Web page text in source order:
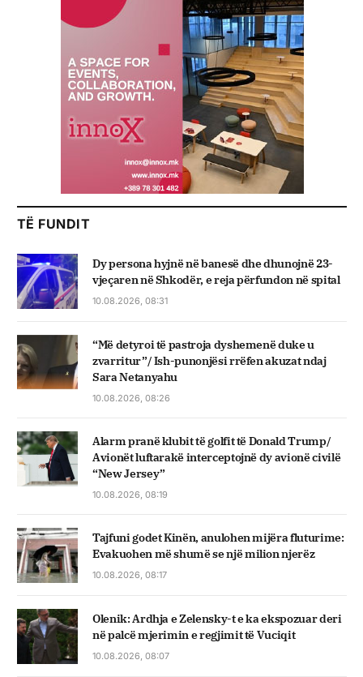
TË FUNDIT
Dy persona hyjnë në banesë dhe dhunojnë 23-
vjeçaren në Shkodër, e reja përfundon në spital
10.08.2026, 08:31
“Më detyroi të pastroja dyshemenë duke u
zvarritur”/ Ish-punonjësi rrëfen akuzat ndaj
Sara Netanyahu
10.08.2026, 08:26
Alarm pranë klubit të golfit të Donald Trump/
Avionët luftarakë interceptojnë dy avionë civilë
“New Jersey”
10.08.2026, 08:19
Tajfuni godet Kinën, anulohen mijëra fluturime:
Evakuohen më shumë se një milion njerëz
10.08.2026, 08:17
Olenik: Ardhja e Zelensky-t e ka ekspozuar deri
në palcë mjerimin e regjimit të Vuciqit
10.08.2026, 08:07